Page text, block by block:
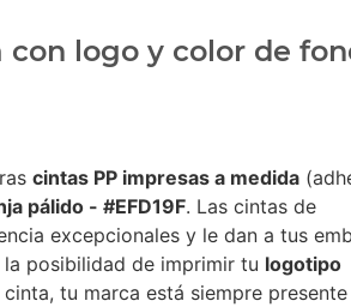
logo y color de
cintas PP impresas a medida
pálido - #EFD19F. Las cintas de
excepcionales y le dan a tus
posibilidad de imprimir tu logotipo
tu marca está siempre